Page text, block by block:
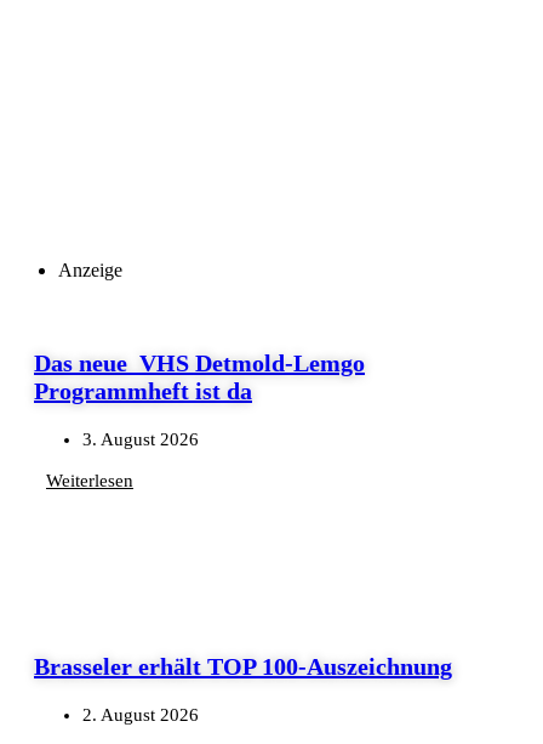
Anzeige
Das neue VHS Detmold-Lemgo
Programmheft ist da
3. August 2026
Weiterlesen
Brasseler erhält TOP 100-Auszeichnung
2. August 2026